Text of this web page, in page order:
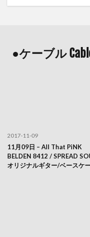
●ケーブル
2017-11-09
11月09日 – All That PiNK
BELDEN 8412 / SPREAD
オリジナルギター/ベースケ